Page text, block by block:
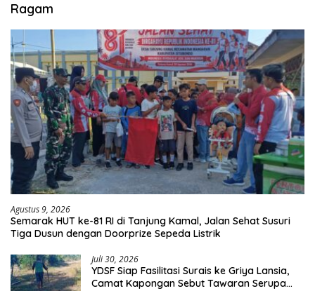
Ragam
Agustus 9, 2026
Semarak HUT ke-81 RI di Tanjung Kamal, Jalan Sehat Susuri
Tiga Dusun dengan Doorprize Sepeda Listrik
Juli 30, 2026
YDSF Siap Fasilitasi Surais ke Griya Lansia,
Camat Kapongan Sebut Tawaran Serupa